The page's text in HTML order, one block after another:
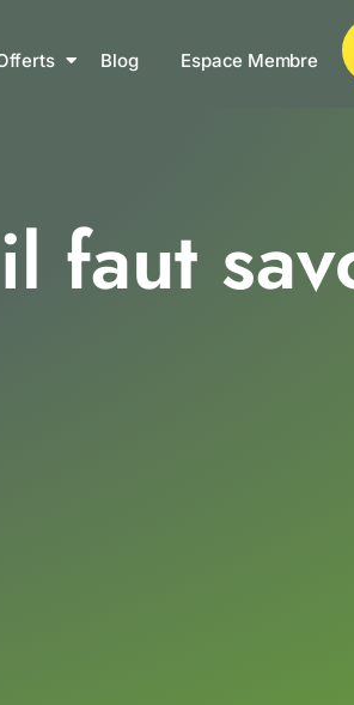
Blog Espace Membre
faut